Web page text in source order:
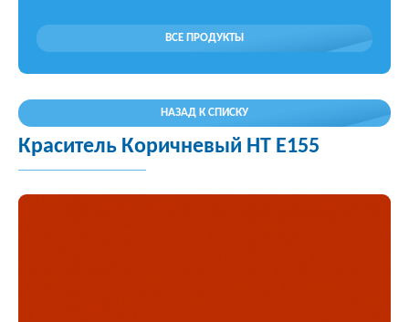
ВСЕ ПРОДУКТЫ
НАЗАД К СПИСКУ
Краситель Коричневый HT E155